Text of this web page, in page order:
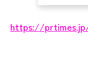
https://prtimes.jp/